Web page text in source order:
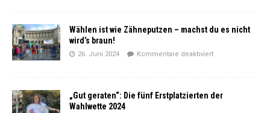
Wählen ist wie Zähneputzen – machst du es nicht
wird’s braun!
26. Juni 2024 Kommentare deaktiviert
„Gut geraten“: Die fünf Erstplatzierten der
Wahlwette 2024